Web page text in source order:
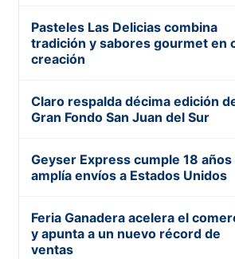
Pasteles Las Delicias combina
tradición y sabores gourmet en
creación
Claro respalda décima edición
Gran Fondo San Juan del Sur
Geyser Express cumple 18 años
amplía envíos a Estados Unidos
Feria Ganadera acelera el
y apunta a un nuevo récord de
ventas